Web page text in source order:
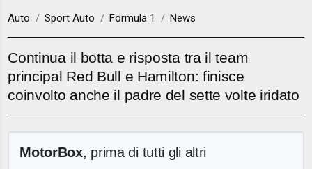
Auto Sport Auto Formula 1 News
Continua il botta e risposta tra il team
principal Red Bull e Hamilton: finisce
coinvolto anche il padre del sette volte iridato
MotorBox, prima di tutti gli altri